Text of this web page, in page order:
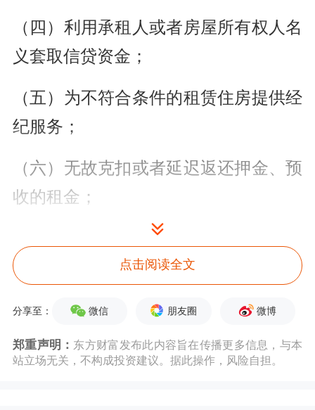
（四）利用承租人或者房屋所有权人名
义套取信贷资金；
（五）为不符合条件的租赁住房提供经
纪服务；
（六）无故克扣或者延迟返还押金、预
收的租金；
（七）泄露或者非法使用住房租赁当事
人信息；
（八）侵占、挪用住房租赁交易资金；
（九）法律、法规、规章禁止的其他行
点击阅读全文
分享至： 微信 朋友圈 微博
郑重声明： 东方财富发布此内容旨在传播更多信息，与本
站立场无关，不构成投资建议。据此操作，风险自担。